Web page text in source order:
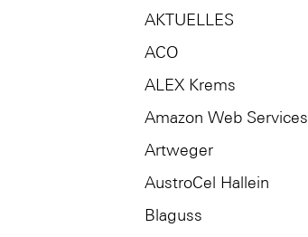
AKTUELLES
ACO
ALEX Krems
Amazon Web Services
Artweger
AustroCel Hallein
Blaguss